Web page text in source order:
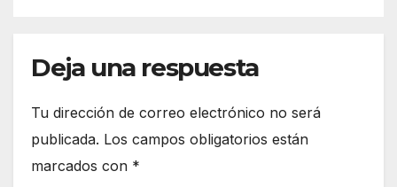
Deja una respuesta
Tu dirección de correo electrónico no será
publicada. Los campos obligatorios están
marcados con *